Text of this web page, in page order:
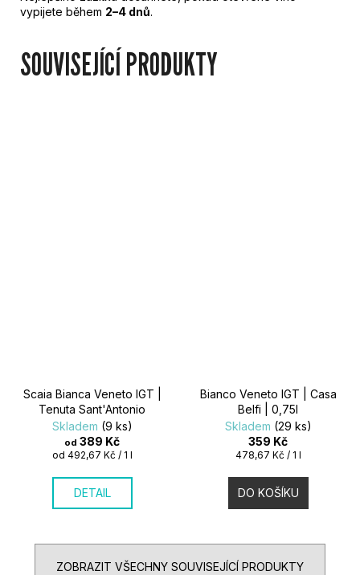
vypijete během 2–4 dnů.
SOUVISEJÍCÍ PRODUKTY
Scaia Bianca Veneto IGT |
Tenuta Sant'Antonio
Skladem (9 ks)
od 389 Kč
Měrná
od 492,67 Kč / 1 l
DETAIL
Bianco Veneto IGT | Casa
Belfi | 0,75l
Skladem (29 ks)
359 Kč
Měrná
478,67 Kč / 1 l
DO KOŠÍKU
ZOBRAZIT VŠECHNY SOUVISEJÍCÍ PRODUKTY